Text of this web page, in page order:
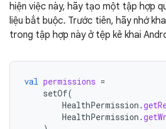
hiện việc này, hãy tạo một tập hợp
liệu bắt buộc. Trước tiên, hãy nhớ
trong tập hợp này ở tệp kê khai
val permissions =
setOf(
HealthPermission .
HealthPermission .